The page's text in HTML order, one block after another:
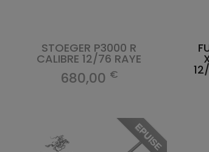
EPUISE
STOEGER P3000 R
CALIBRE 12/76 RAYE
680,00 €